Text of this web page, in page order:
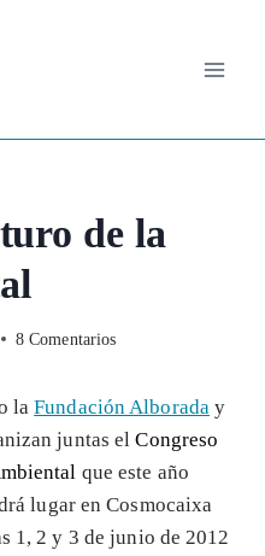
de la
8 Comentarios
laFundación Alborada y
juntas elCongreso
que este año
lugar en Cosmocaixa
1, 2 y 3 de junio de 2012